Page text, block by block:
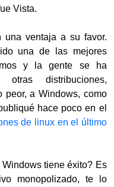
Vista.
una ventaja a su favor.
una de las mejores
y la gente se ha
otras distribuciones,
peor, a Windows, como
hace poco en el
de linux en el último
tiene éxito? Es
monopolizado, te lo